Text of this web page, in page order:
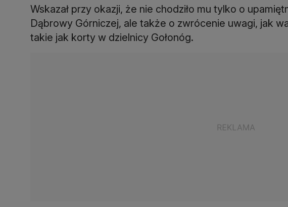
Wskazał przy okazji, że nie chodziło mu tylko o
Dąbrowy Górniczej, ale także o zwrócenie uwagi, jak
takie jak korty w dzielnicy Gołonóg.